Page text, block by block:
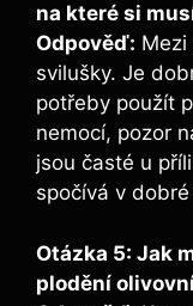
na které si
Odpověď:
svilušky. Je
potřeby použít
nemocí, pozor
jsou časté u
spočívá v
Otázka 5: Jak
plodění